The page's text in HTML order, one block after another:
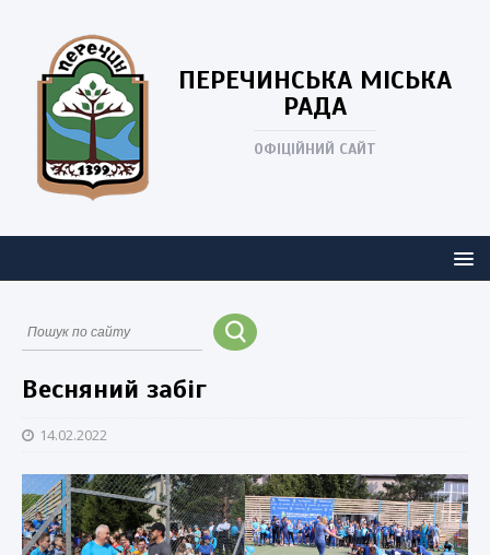
ПЕРЕЧИНСЬКА МІСЬКА
РАДА
ОФІЦІЙНИЙ САЙТ
Весняний забіг
14.02.2022